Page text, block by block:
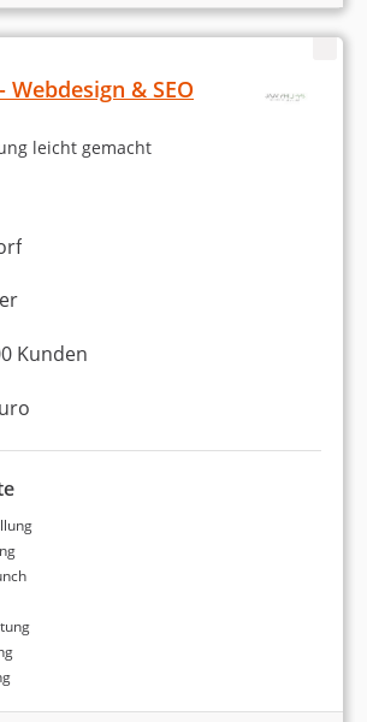
Webdesign & SEO
leicht gemacht
Kunden